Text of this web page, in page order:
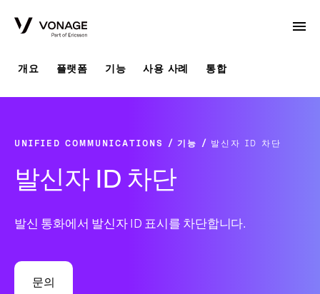
개요 플랫폼 기능 사용 사례 통합
UNIFIED COMMUNICATIONS 기능 발신자 ID 차단
발신자 ID 차단
발신 통화에서 발신자 ID 표시를 차단합니다.
문의